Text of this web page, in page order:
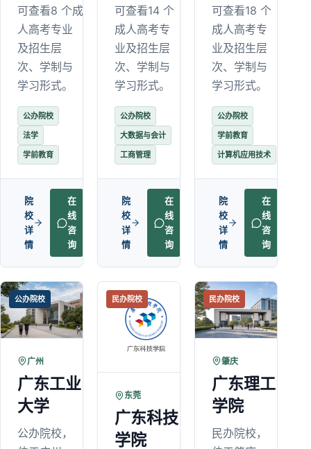
可查看8 个成
人高考专业
及招生层
次、学制与
学习形式。
公办院校
法学
学前教育
院
校
详
情
在
线
咨
询
可查看14 个
成人高考专
业及招生层
次、学制与
学习形式。
公办院校
大数据与会计
工商管理
院
校
详
情
在
线
咨
询
可查看18 个
成人高考专
业及招生层
次、学制与
学习形式。
公办院校
学前教育
计算机应用技术
院
校
详
情
在
线
咨
询
公办院校
广州
广东工业
大学
公办院校，
民办院校
东莞
广东科技
学院
民办院校
肇庆
广东理工
学院
民办院校，